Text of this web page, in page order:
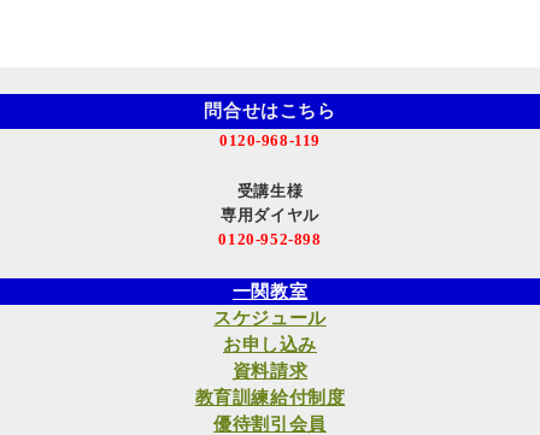
問合せはこちら
0120-968-119
受講生様
専用ダイヤル
0120-952-898
一関教室
スケジュール
お申し込み
資料請求
教育訓練給付制度
優待割引会員